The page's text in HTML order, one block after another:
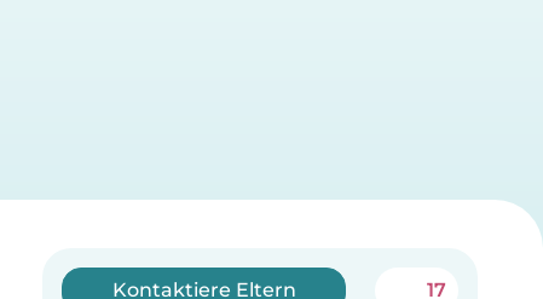
Kontaktiere Eltern 17